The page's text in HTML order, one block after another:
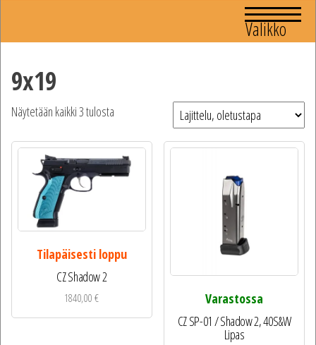
Valikko
9x19
Näytetään kaikki 3 tulosta
Tilapäisesti loppu
CZ Shadow 2
1840,00€
Varastossa
CZ SP-01 / Shadow 2, 40S&W
Lipas